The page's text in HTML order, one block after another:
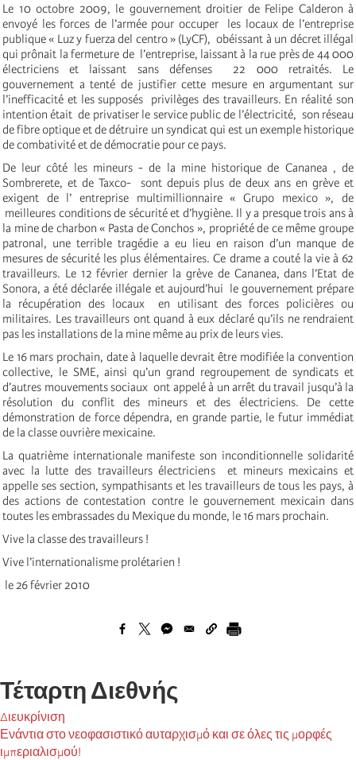
Le 10 octobre 2009, le gouvernement droitier de Felipe Calderon à
envoyé les forces de l’armée pour occuper les locaux de l’entreprise
publique « Luz y fuerza del centro » (LyCF), obéissant à un décret illégal
qui prônait la fermeture de l’entreprise, laissant à la rue près de 44 000
électriciens et laissant sans défenses 22 000 retraités. Le
gouvernement a tenté de justifier cette mesure en argumentant sur
l’inefficacité et les supposés privilèges des travailleurs. En réalité son
intention était de privatiser le service public de l’électricité, son réseau
de fibre optique et de détruire un syndicat qui est un exemple historique
de combativité et de démocratie pour ce pays.
De leur côté les mineurs - de la mine historique de Cananea , de
Sombrerete, et de Taxco- sont depuis plus de deux ans en grève et
exigent de l’ entreprise multimillionnaire « Grupo mexico », de
meilleures conditions de sécurité et d’hygiène. Il y a presque trois ans à
la mine de charbon « Pasta de Conchos », propriété de ce même groupe
patronal, une terrible tragédie a eu lieu en raison d’un manque de
mesures de sécurité les plus élémentaires. Ce drame a couté la vie à 62
travailleurs. Le 12 février dernier la grève de Cananea, dans l’Etat de
Sonora, a été déclarée illégale et aujourd’hui le gouvernement prépare
la récupération des locaux en utilisant des forces policières ou
militaires. Les travailleurs ont quand à eux déclaré qu’ils ne rendraient
pas les installations de la mine même au prix de leurs vies.
Le 16 mars prochain, date à laquelle devrait être modifiée la convention
collective, le SME, ainsi qu’un grand regroupement de syndicats et
d’autres mouvements sociaux ont appelé à un arrêt du travail jusqu’à la
résolution du conflit des mineurs et des électriciens. De cette
démonstration de force dépendra, en grande partie, le futur immédiat
de la classe ouvrière mexicaine.
La quatrième internationale manifeste son inconditionnelle solidarité
avec la lutte des travailleurs électriciens et mineurs mexicains et
appelle ses section, sympathisants et les travailleurs de tous les pays, à
des actions de contestation contre le gouvernement mexicain dans
toutes les embrassades du Mexique du monde, le 16 mars prochain.
Vive la classe des travailleurs !
Vive l’internationalisme prolétarien !
le 26 février 2010
Τέταρτη Διεθνής
Διευκρίνιση
Ενάντια στο νεοφασιστικό αυταρχισμό και σε όλες τις μορφές
ιμπεριαλισμού!